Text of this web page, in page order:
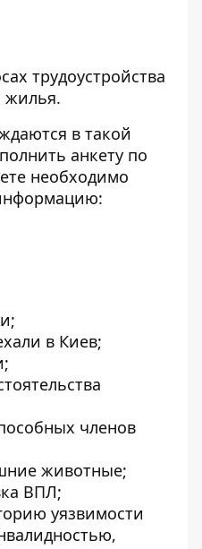
трудоустройства
жилья.
в такой
анкету по
необходимо
в Киев;
членов
животные;
ВПЛ;
уязвимости